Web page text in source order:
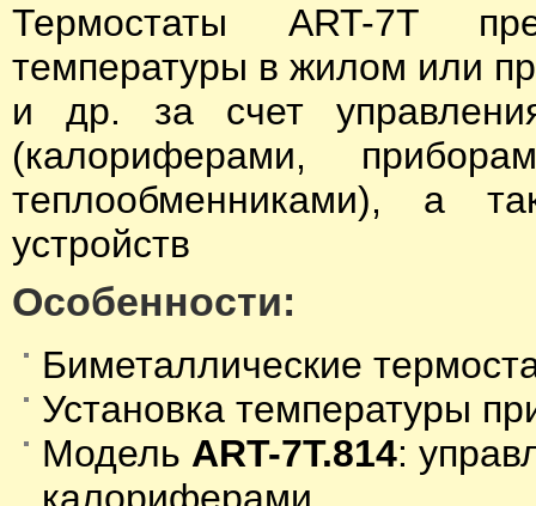
Термостаты ART-7T
температуры в жилом или
и др. за счет
(калориферами,
теплообменниками), а
устройств
Особенности:
Биметаллические
Установка температуры
Модель ART-7T.814: